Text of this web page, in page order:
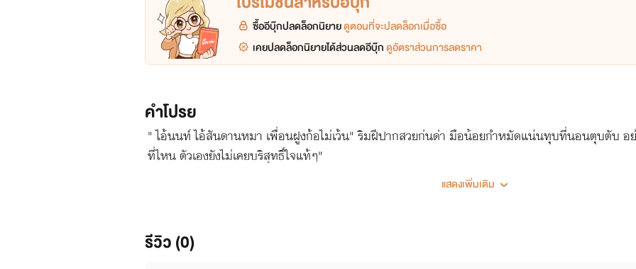
ซื้ออีบุ๊กปลดล็อกนิยายดูตอนที่จะปลดล็อกเมื่อซื้อ
เคยปลดล็อกนิยายได้ส่วนลดอีบุ๊กดูอัตราส่วนการลดราคา
คำโปรย
" ไอ้นนท์ ไอ้สันดานหมา เพื่อนฝูงก้อไม่เว้น" ริมฝีปากสวยก่นด่า มือน้อยกำหมัดแน่นทุบที่นอนตุบตับ อย่
ที่ไหน ตัวเองยังไม่เคยบริสุทธิ์ใจแท้ๆ"
แสดงเพิ่มเติม
รีวิว (0)